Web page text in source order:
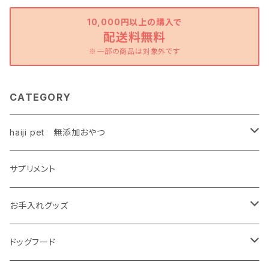
10,000円以上の購入で
配送料無料
※一部の商品は対象外です
CATEGORY
haiji pet 無添加おやつ
鶏
ハードタイプ
ソフトタイプ
お魚
ハードタイプ
牛・豚
サプリメント
お手入れグッズ
無添加シャンプー
ドッグフード